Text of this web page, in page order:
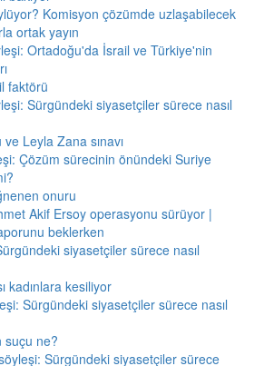
Komisyon çözümde uzlaşabilecek
ortak yayın
Ortadoğu'da İsrail ve Türkiye'nin
faktörü
Sürgündeki siyasetçiler sürece nasıl
Leyla Zana sınavı
Çözüm sürecinin önündeki Suriye
onuru
Akif Ersoy operasyonu sürüyor |
beklerken
siyasetçiler sürece nasıl
kadınlara kesiliyor
Sürgündeki siyasetçiler sürece nasıl
suçu ne?
Sürgündeki siyasetçiler sürece